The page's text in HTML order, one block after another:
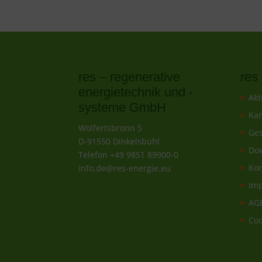
res – regenerative
energietechnik und -
systeme GmbH
Wolfertsbronn 5
D-91550 Dinkelsbühl
Telefon +49 9851 89900-0
info.de@res-energie.eu
res